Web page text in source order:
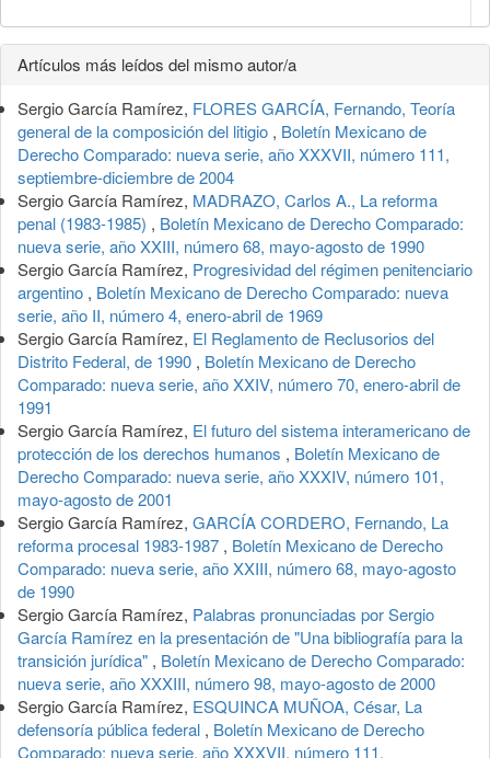
Detalles
del
artículo
Artículos más leídos del mismo autor/a
Sergio García Ramírez, FLORES GARCÍA, Fernando, Teoría
general de la composición del litigio , Boletín Mexicano de
Derecho Comparado: nueva serie, año XXXVII, número 111,
septiembre-diciembre de 2004
Sergio García Ramírez, MADRAZO, Carlos A., La reforma
penal (1983-1985) , Boletín Mexicano de Derecho Comparado:
nueva serie, año XXIII, número 68, mayo-agosto de 1990
Sergio García Ramírez, Progresividad del régimen penitenciario
argentino , Boletín Mexicano de Derecho Comparado: nueva
serie, año II, número 4, enero-abril de 1969
Sergio García Ramírez, El Reglamento de Reclusorios del
Distrito Federal, de 1990 , Boletín Mexicano de Derecho
Comparado: nueva serie, año XXIV, número 70, enero-abril de
1991
Sergio García Ramírez, El futuro del sistema interamericano de
protección de los derechos humanos , Boletín Mexicano de
Derecho Comparado: nueva serie, año XXXIV, número 101,
mayo-agosto de 2001
Sergio García Ramírez, GARCÍA CORDERO, Fernando, La
reforma procesal 1983-1987 , Boletín Mexicano de Derecho
Comparado: nueva serie, año XXIII, número 68, mayo-agosto
de 1990
Sergio García Ramírez, Palabras pronunciadas por Sergio
García Ramírez en la presentación de "Una bibliografía para la
transición jurídica" , Boletín Mexicano de Derecho Comparado:
nueva serie, año XXXIII, número 98, mayo-agosto de 2000
Sergio García Ramírez, ESQUINCA MUÑOA, César, La
defensoría pública federal , Boletín Mexicano de Derecho
Comparado: nueva serie, año XXXVII, número 111,